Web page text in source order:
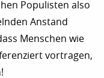
Populisten also
Anstand
Menschen wie
vortragen,